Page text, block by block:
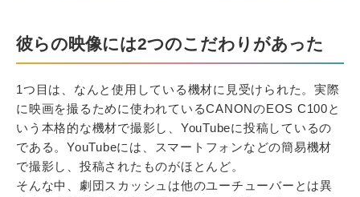
彼らの映像には2つのこだわりがあった
1つ目は、なんと使用している機材に見受けられた。実際
に映画を撮るために使われているCANONのEOS C100と
いう本格的な機材で撮影し、YouTubeに投稿しているの
である。YouTubeには、スマートフォンなどの簡易機材
で撮影し、投稿されたものがほとんど。
そんな中、劇団スカッシュは他のユーチューバーとは異